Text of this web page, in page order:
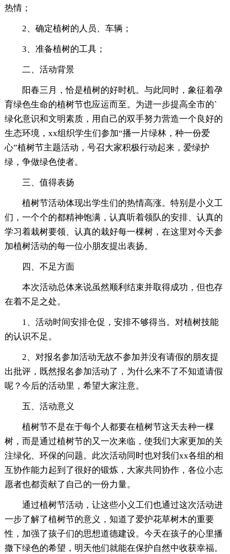
热情；
2、确定植树的人员、车辆；
3、准备植树的工具；
二、活动背景
阳春三月，恰是植树的好时机。与此同时，象征着孕
育绿色生命的植树节也应运而至。为进一步提高全市的`
绿化意识和文明素质，用自己的双手努力营造一个良好的
生态环境，xx组织学生们参加“播一片绿林，种一份爱
心”植树节主题活动，号召大家积极行动起来，爱绿护
绿，争做绿色使者。
三、值得表扬
植树节活动体现出学生们的热情高涨。特别是小义工
们，一个个的都精神饱满，认真听着领队的安排、认真的
学习着栽树要领、认真的栽好每一棵树，在这里对今天参
加植树活动的每一位小朋友提出表扬。
四、不足方面
本次活动总体来说虽然顺利结束并取得成功，但也存
在着不足之处。
1、活动时间安排仓促，安排不够得当。对植树技能
的认识不足。
2、对报名参加活动无故不参加并没有请假的朋友提
出批评，既然报名参加活动了，为什么来不了不知道请假
呢？今后的活动里，希望大家注意。
五、活动意义
植树节不是在于每个人都要在植树节这天去种一棵
树，而是通过植树节的又一次来临，使我们大家更加的关
注绿化、环保的问题。此次活动同时也对我们xx各组的相
互协作能力起到了很好的锻炼，大家共同协作，各位小志
愿者也都贡献了自己的一份力量。
通过植树节活动，让这些小义工们也通过这次活动进
一步了解了植树节的意义，知道了爱护花草树木的重要
性，加强了孩子们的思想道德建设。今天在孩子的心里播
撒下绿色的希望，明天他们就能在保护自然中收获幸福。